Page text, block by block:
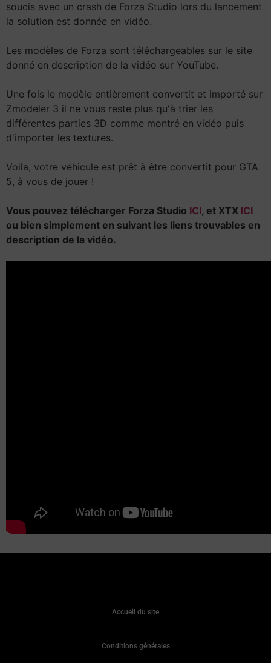
soucis avec un crash de Forza Studio lors du lancement
la solution est donnée en vidéo.
Les modèles de Forza sont téléchargeables sur le site
donné en description de la vidéo sur YouTube.
Une fois le modèle entièrement convertit et importé sur
Zmodeler 3 il ne vous reste plus qu'à trier les
différentes parties 3D comme montré en vidéo puis
d'importer les textures.
Voila, votre véhicule est prêt à être convertit pour GTA
5, à vous de jouer !
Vous pouvez télécharger Forza Studio ICI, et XTX ICI
ou bien simplement en suivant les liens trouvables en
description de la vidéo.
Accueil du site
Conditions générales